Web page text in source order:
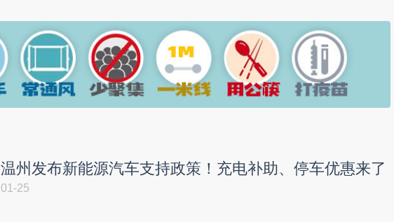
温州发布新能源汽车支持政策！充电补助、停车优惠来了
01-25